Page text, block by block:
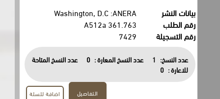
بيانات النشر
Washington, D.C :ANERA
رقم الطلب
361.763 A512a
رقم التسجيلة
7429
عدد النسخ: 1 عدد النسخ المعارة : 0
عدد النسخ المتاحة
للاعارة :
0
اضافة للسلة